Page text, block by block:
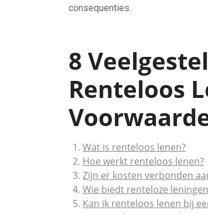
consequenties.
8
Renteloos
Wat is renteloos lenen?
Hoe werkt renteloos lenen?
Zijn er kosten verbonden
Wie biedt renteloze
Kan ik renteloos lenen bij